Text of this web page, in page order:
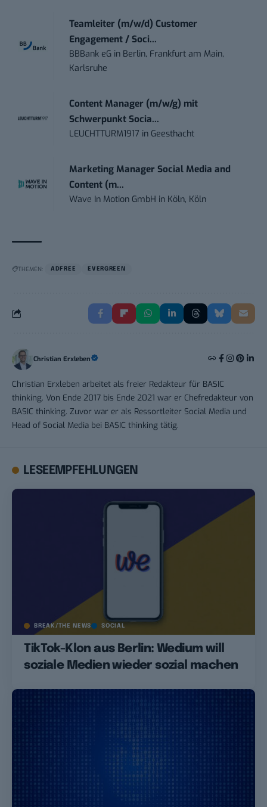
Teamleiter (m/w/d) Customer
Engagement / Soci...
BBBank eG in Berlin, Frankfurt am Main,
Karlsruhe
Content Manager (m/w/g) mit
Schwerpunkt Socia...
LEUCHTTURM1917 in Geesthacht
Marketing Manager Social Media and
Content (m...
Wave In Motion GmbH in Köln, Köln
THEMEN: ADFREE EVERGREEN
Christian Erxleben
Christian Erxleben arbeitet als freier Redakteur für BASIC
thinking. Von Ende 2017 bis Ende 2021 war er Chefredakteur von
BASIC thinking. Zuvor war er als Ressortleiter Social Media und
Head of Social Media bei BASIC thinking tätig.
LESEEMPFEHLUNGEN
BREAK/THE NEWS SOCIAL
TikTok-Klon aus Berlin: Wedium will
soziale Medien wieder sozial machen